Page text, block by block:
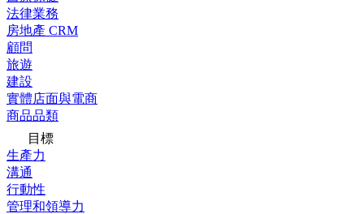
法律業務
房地產 CRM
顧問
旅遊
建設
實體店面與電商
商品品類
目標
生產力
溝通
行動性
管理和領導力